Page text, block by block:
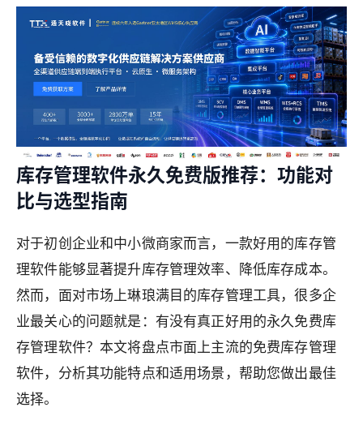
库存管理软件永久免费版推荐：功能对
比与选型指南
对于初创企业和中小微商家而言，一款好用的库存管
理软件能够显著提升库存管理效率、降低库存成本。
然而，面对市场上琳琅满目的库存管理工具，很多企
业最关心的问题就是：有没有真正好用的永久免费库
存管理软件？本文将盘点市面上主流的免费库存管理
软件，分析其功能特点和适用场景，帮助您做出最佳
选择。